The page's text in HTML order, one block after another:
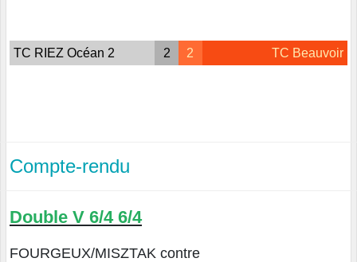
TC RIEZ Océan 2 2 2 TC Beauvoir
Compte-rendu
Double V 6/4 6/4
FOURGEUX/MISZTAK contre